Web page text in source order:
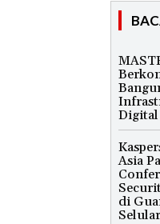
Digital
Asia
di